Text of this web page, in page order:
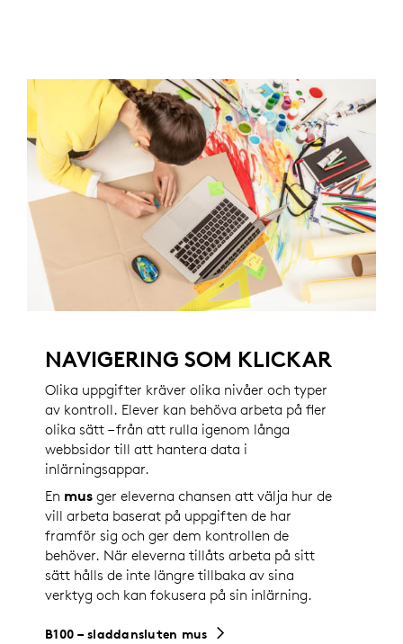
NAVIGERING SOM KLICKAR
Olika uppgifter kräver olika nivåer och typer
av kontroll. Elever kan behöva arbeta på fler
olika sätt – från att rulla igenom långa
webbsidor till att hantera data i
inlärningsappar.
En mus ger eleverna chansen att välja hur de
vill arbeta baserat på uppgiften de har
framför sig och ger dem kontrollen de
behöver. När eleverna tillåts arbeta på sitt
sätt hålls de inte längre tillbaka av sina
verktyg och kan fokusera på sin inlärning.
B100 – sladdansluten mus